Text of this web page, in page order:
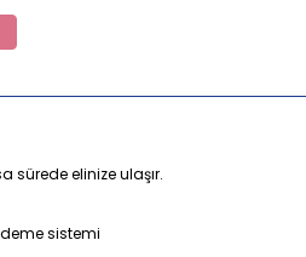
sürede elinize ulaşır.
sistemi